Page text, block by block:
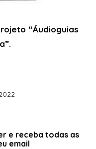
“Áudioguias
e receba todas as
email